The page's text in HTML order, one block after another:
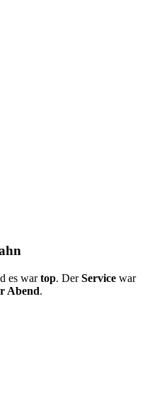
es wartop. DerService war
Abend.